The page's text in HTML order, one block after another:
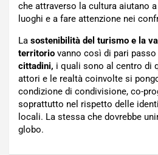
che attraverso la cultura aiutano
luoghi e a fare attenzione nei
La sostenibilità del turismo e la
territorio vanno così di pari passo
cittadini, i quali sono al centro di
attori e le realtà coinvolte si
condizione di condivisione, co-
soprattutto nel rispetto delle
locali. La stessa che dovrebbe
globo.